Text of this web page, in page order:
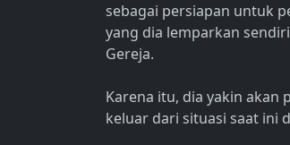
sebagai persiapan untuk
yang dia lemparkan
Gereja.
Karena itu, dia yakin akan
keluar dari situasi saat ini